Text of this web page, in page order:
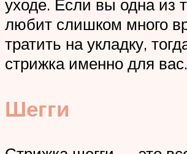
уходе. Если вы одна из
любит слишком много
тратить на укладку,
стрижка именно для вас.
Шегги